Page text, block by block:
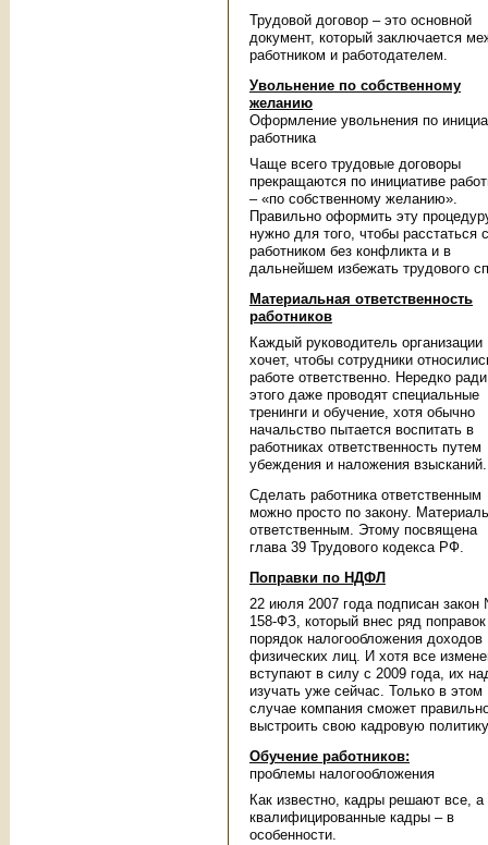
Трудовой договор – это основной
документ, который заключается
работником и работодателем.
Увольнение по собственному
желанию
Оформление увольнения по
работника
Чаще всего трудовые договоры
прекращаются по инициативе
– «по собственному желанию».
Правильно оформить эту
нужно для того, чтобы расстаться с
работником без конфликта и в
дальнейшем избежать трудового
Материальная ответственность
работников
Каждый руководитель организации
хочет, чтобы сотрудники
работе ответственно. Нередко ради
этого даже проводят специальные
тренинги и обучение, хотя обычно
начальство пытается воспитать в
работниках ответственность путем
убеждения и наложения взысканий.
Сделать работника ответственным
можно просто по закону.
ответственным. Этому посвящена
глава 39 Трудового кодекса РФ.
Поправки по НДФЛ
22 июля 2007 года подписан
158-ФЗ, который внес ряд
порядок налогообложения доходов
физических лиц. И хотя все
вступают в силу с 2009 года, их
изучать уже сейчас. Только в этом
случае компания сможет
выстроить свою кадровую
Обучение работников:
проблемы налогообложения
Как известно, кадры решают все, а
квалифицированные кадры – в
особенности.